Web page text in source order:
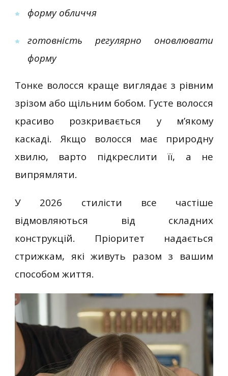
форму обличчя
готовність регулярно оновлювати
форму
Тонке волосся краще виглядає з рівним
зрізом або щільним бобом. Густе волосся
красиво розкривається у м’якому
каскаді. Якщо волосся має природну
хвилю, варто підкреслити її, а не
випрямляти.
У 2026 стилісти все частіше
відмовляються від складних
конструкцій. Пріоритет надається
стрижкам, які живуть разом з вашим
способом життя.